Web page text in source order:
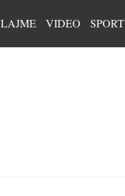
LAJME VIDEO SPORT